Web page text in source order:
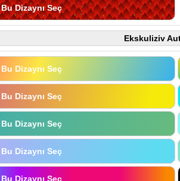
Bu Dizaynı Seç
Ekskuliziv
Bu Dizaynı Seç
Bu Dizaynı Seç
Bu Dizaynı Seç
Bu Dizaynı Seç
Bu Dizaynı Seç